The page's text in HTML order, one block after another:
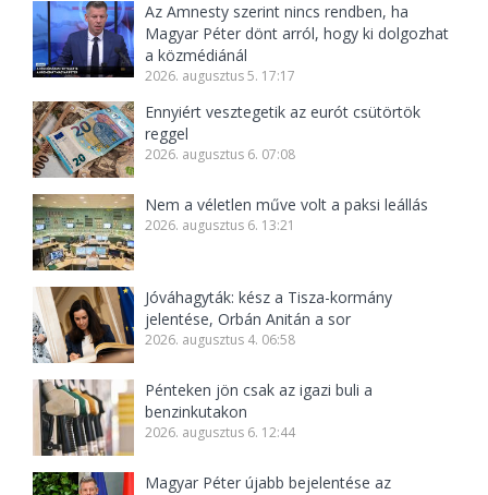
Az Amnesty szerint nincs rendben, ha
Magyar Péter dönt arról, hogy ki dolgozhat
a közmédiánál
2026. augusztus 5. 17:17
Ennyiért vesztegetik az eurót csütörtök
reggel
2026. augusztus 6. 07:08
Nem a véletlen műve volt a paksi leállás
2026. augusztus 6. 13:21
Jóváhagyták: kész a Tisza-kormány
jelentése, Orbán Anitán a sor
2026. augusztus 4. 06:58
Pénteken jön csak az igazi buli a
benzinkutakon
2026. augusztus 6. 12:44
Magyar Péter újabb bejelentése az